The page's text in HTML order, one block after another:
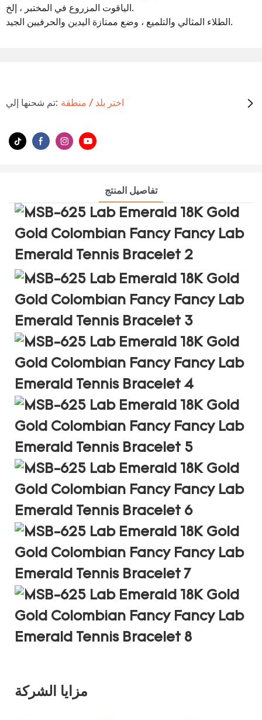
الياقوت المزروع في المختبر ، إلخ.
الطلاء المثالي والتلميع ، وضع ممتازة اليدين والحرفيين الجيد.
تم شحنها إلي: اختر بلد / منطقة
تفاصيل المنتج
مزايا الشركة